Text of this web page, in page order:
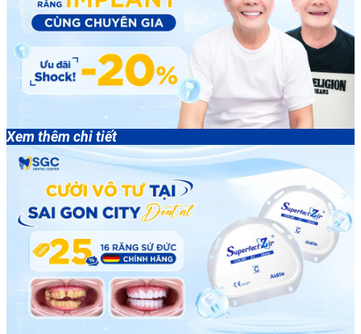
Xem thêm chi tiết